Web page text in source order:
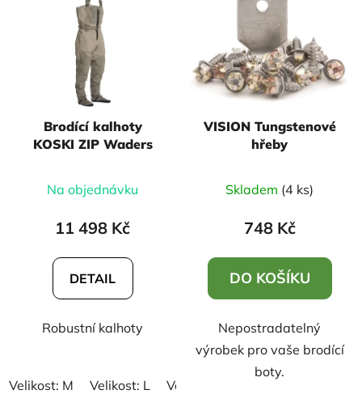
Brodící kalhoty
KOSKI ZIP Waders
Na objednávku
11 498 Kč
DETAIL
Robustní kalhoty
Velikost: M Velikost: L Velikost: XL Velikost: XXL
VISION Tungstenové
hřeby
Skladem (4 ks)
748 Kč
DO KOŠÍKU
Nepostradatelný
výrobek pro vaše brodící
boty.